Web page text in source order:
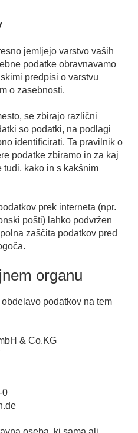
jemljejo varstvo vaših
podatke obravnavamo
predpisi o varstvu
o zasebnosti.
se zbirajo različni
so podatki, na podlagi
identificirati. Ta pravilnik o
podatke zbiramo in za kaj
kako in s kakšnim
prek interneta (npr.
pošti) lahko podvržen
zaščita podatkov pred
organu
podatkov na tem
& Co.KG
0